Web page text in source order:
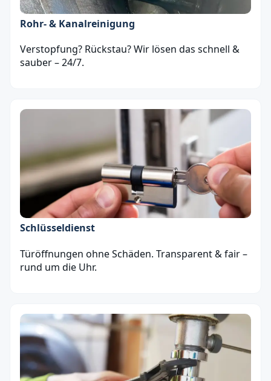
Rohr- & Kanalreinigung
Verstopfung? Rückstau? Wir lösen das schnell &
sauber – 24/7.
Schlüsseldienst
Türöffnungen ohne Schäden. Transparent & fair –
rund um die Uhr.